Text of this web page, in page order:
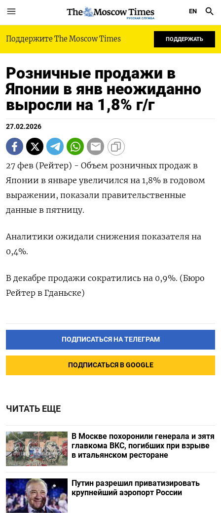
РУССКАЯ СЛУЖБА
EN
Поддержите The Moscow Times ПОДДЕРЖАТЬ
Розничные продажи в
Японии в янв неожиданно
выросли на 1,8% г/г
27.02.2026
27 фев (Рейтер) - Объем ‌розничных ​продаж ​в ​
Японии ⁠в январе ‌увеличился на ‌1,8% ​в ‌годовом ​
выражении, ‌показали правительственные
данные в ​пятницу.
Аналитики ​ожидали ‌снижения ​показателя на
0,4%.
В декабре ​продажи ⁠сократились ‌на ‌0,9%. (Бюро
Рейтер ​в ‌Гданьске)
ПОДПИСАТЬСЯ НА ТЕЛЕГРАМ
ПОДПИСАТЬСЯ В GOOGLE
ЧИТАТЬ ЕЩЕ
В Москве похоронили генерала и зятя
главкома ВКС, погибших при взрыве
в итальянском ресторане
Путин разрешил приватизировать
крупнейший аэропорт России